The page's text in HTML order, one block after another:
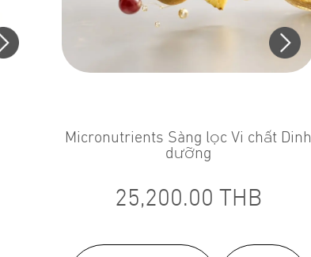
Micronutrients Sàng lọc Vi chất Dinh
dưỡng
25,200.00 THB